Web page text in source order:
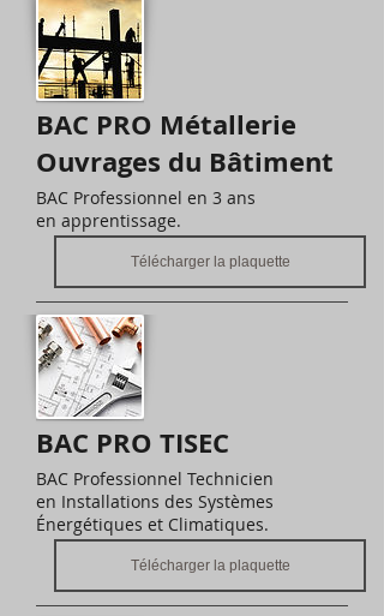
BAC PRO Métallerie
Ouvrages du Bâtiment
BAC Professionnel en 3 ans
en apprentissage.
Télécharger la plaquette
BAC PRO TISEC
BAC Professionnel Technicien
en Installations des Systèmes
Énergétiques et Climatiques.
Télécharger la plaquette